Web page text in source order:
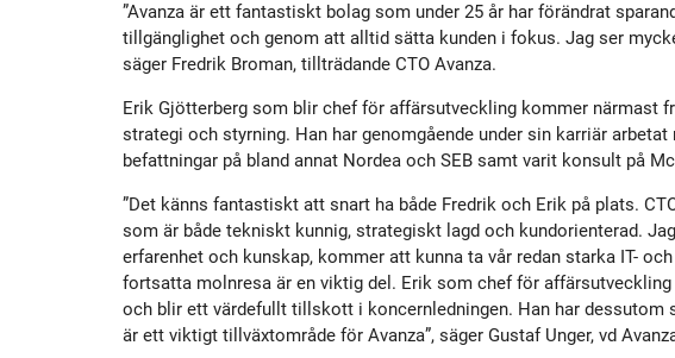
Kultur
Avanza Fonder
Avanza Pension
Placera
Kalender Valberedning
Policys
”Avanza är ett fantastiskt bolag som under 25 år har förändrat
tillgänglighet och genom att alltid sätta kunden i fokus. Jag ser
säger Fredrik Broman, tillträdande CTO Avanza.
Erik Gjötterberg som blir chef för affärsutveckling kommer närmast
strategi och styrning. Han har genomgående under sin karriär
befattningar på bland annat Nordea och SEB samt varit konsult på
”Det känns fantastiskt att snart ha både Fredrik och Erik på plats.
som är både tekniskt kunnig, strategiskt lagd och kundorienterad.
erfarenhet och kunskap, kommer att kunna ta vår redan starka IT-
fortsatta molnresa är en viktig del. Erik som chef för
och blir ett värdefullt tillskott i koncernledningen. Han har
är ett viktigt tillväxtområde för Avanza”, säger Gustaf Unger, vd